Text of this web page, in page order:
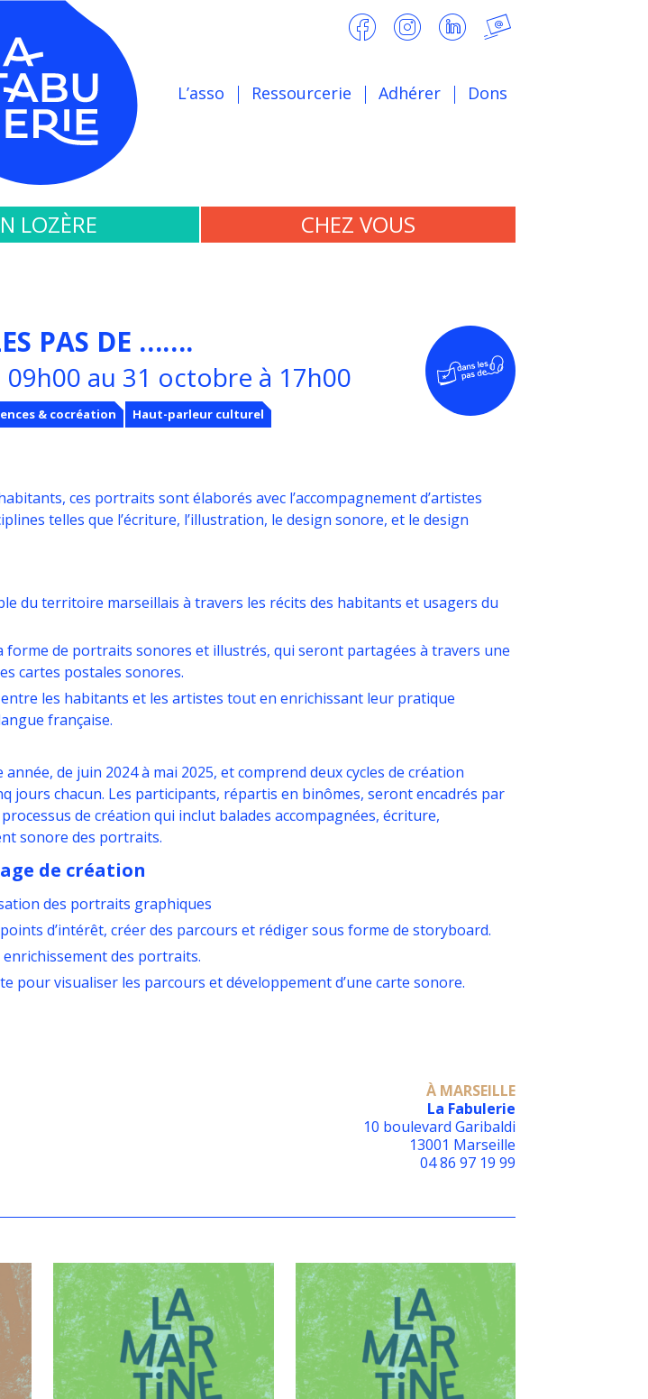
L’asso Ressourcerie Adhérer Dons
LOZÈRE CHEZ VOUS
PAS DE …….
au 31 octobre à 17h00
& cocréation Haut-parleur culturel
ces portraits sont élaborés avec l’accompagnement d’artistes
telles que l’écriture, l’illustration, le design sonore, et le design
du territoire marseillais à travers les récits des habitants et usagers du
forme de portraits sonores et illustrés, qui seront partagées à travers une
cartes postales sonores.
les habitants et les artistes tout en enrichissant leur pratique
française.
de juin 2024 à mai 2025, et comprend deux cycles de création
jours chacun. Les participants, répartis en binômes, seront encadrés par
de création qui inclut balades accompagnées, écriture,
sonore des portraits.
de création
des portraits graphiques
d’intérêt, créer des parcours et rédiger sous forme de storyboard.
des portraits.
pour visualiser les parcours et développement d’une carte sonore.
À MARSEILLE
La Fabulerie
10 boulevard Garibaldi
13001 Marseille
04 86 97 19 99